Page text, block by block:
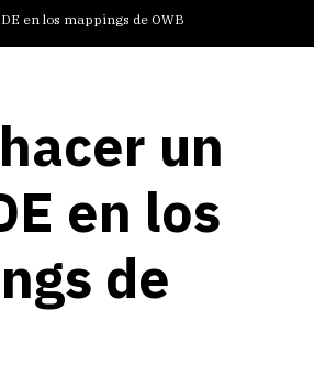
en los mappings de OWB
un
en los
de